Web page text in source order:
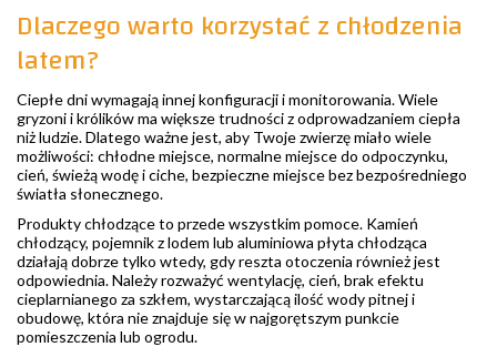
Dlaczego warto korzystać z chłodzenia
latem?
Ciepłe dni wymagają innej konfiguracji i monitorowania. Wiele
gryzoni i królików ma większe trudności z odprowadzaniem ciepła
niż ludzie. Dlatego ważne jest, aby Twoje zwierzę miało wiele
możliwości: chłodne miejsce, normalne miejsce do odpoczynku,
cień, świeżą wodę i ciche, bezpieczne miejsce bez bezpośredniego
światła słonecznego.
Produkty chłodzące to przede wszystkim pomoce. Kamień
chłodzący, pojemnik z lodem lub aluminiowa płyta chłodząca
działają dobrze tylko wtedy, gdy reszta otoczenia również jest
odpowiednia. Należy rozważyć wentylację, cień, brak efektu
cieplarnianego za szkłem, wystarczającą ilość wody pitnej i
obudowę, która nie znajduje się w najgorętszym punkcie
pomieszczenia lub ogrodu.